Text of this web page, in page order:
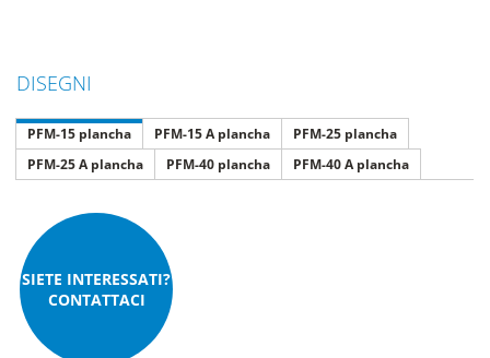
DISEGNI
PFM-15 plancha PFM-15 A plancha
PFM-25 plancha
PFM-25 A plancha
PFM-40 plancha PFM-40 A plancha
SIETE INTERESSATI?
CONTATTACI